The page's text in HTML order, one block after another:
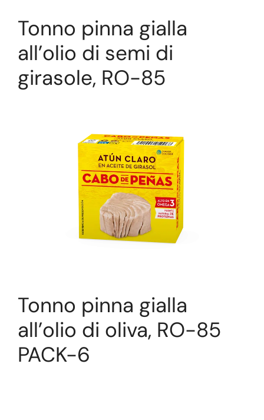
Tonno pinna gialla
all’olio di semi di
girasole, RO-85
Tonno pinna gialla
all’olio di oliva, RO-85
PACK-6